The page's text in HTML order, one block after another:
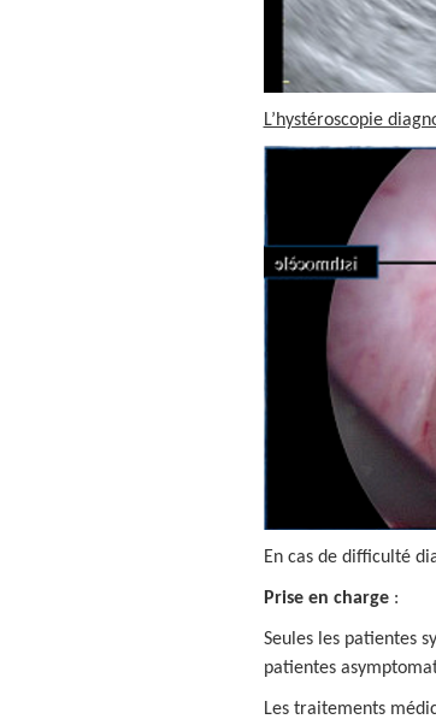
L’hystéroscopie
En cas de difficulté
Prise en charge:
Seules les patientes
patientes
Les traitements